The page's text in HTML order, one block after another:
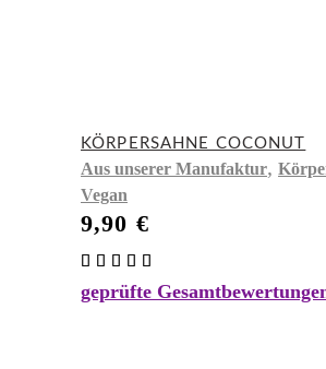
KÖRPERSAHNE COCONUT
Aus unserer Manufaktur,
Vegan
9,90 €
5.00
geprüfte